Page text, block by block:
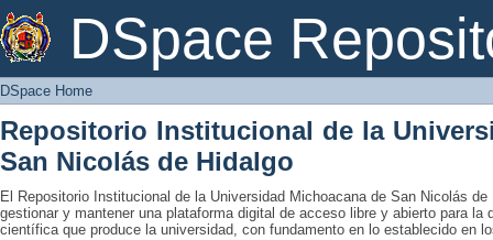
DSpace
DSpace Home
DSpace Home
Repositorio Institucional de la
San Nicolás de Hidalgo
El Repositorio Institucional de la Universidad Michoacana de San Nicolás
gestionar y mantener una plataforma digital de acceso libre y abierto para la
científica que produce la universidad, con fundamento en lo establecido en